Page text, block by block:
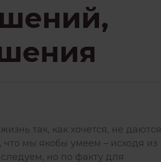
так, как хочется, не даются
что мы якобы умеем – исходя из
но по факту для